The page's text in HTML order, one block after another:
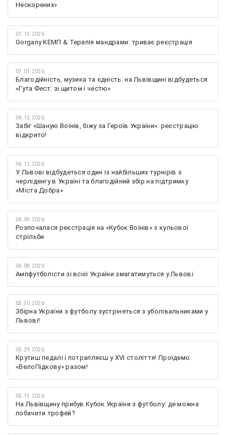
Нескорених»
07.13.2026
Gorgany КЕМП & Терапія мандрами: триває реєстрація
07.01.2026
Благодійність, музика та єдність: на Львівщині відбудеться
«Гута Фест: зі щитом і честю»
06.12.2026
Забіг «Шаную Воїнів, біжу за Героїв України»: реєстрацію
відкрито!
06.12.2026
У Львові відбудеться один із найбільших турнірів з
черліденгу в Україні та благодійний збір на підтримку
«Міста Добра»
06.09.2026
Розпочалася реєстрація на «Кубок Воїнів» з кульової
стрільби
06.08.2026
Ампфутболісти зі всієї України змагатимуться у Львові
05.30.2026
Збірна України з футболу зустрінеться з уболівальниками у
Львові!
05.29.2026
Крутиш педалі і потрапляєш у XVI століття! Проїдемо
«ВелоПідкову» разом!
05.13.2026
На Львівщину прибув Кубок України з футболу: де можна
побачити трофей?